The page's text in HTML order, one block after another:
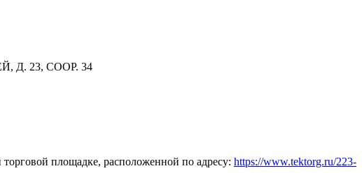
Д. 23, СООР. 34
площадке, расположенной по адресу: https://www.tektorg.ru/223-